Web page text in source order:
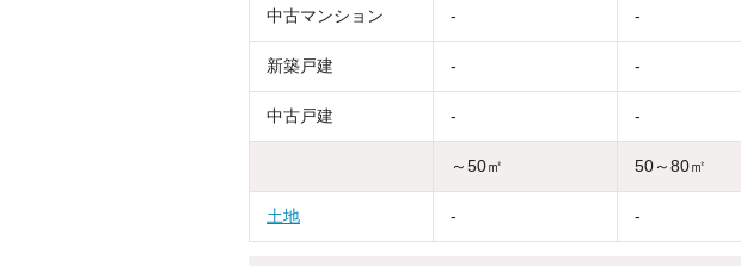
中古マンション - -
新築戸建 - -
中古戸建 - -
～50㎡ 50～80㎡
土地 - -